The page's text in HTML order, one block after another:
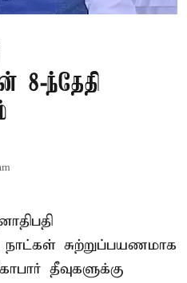
8-ந்தேதி
நாட்கள் சுற்றுப்பயணமாக
தீவுகளுக்கு